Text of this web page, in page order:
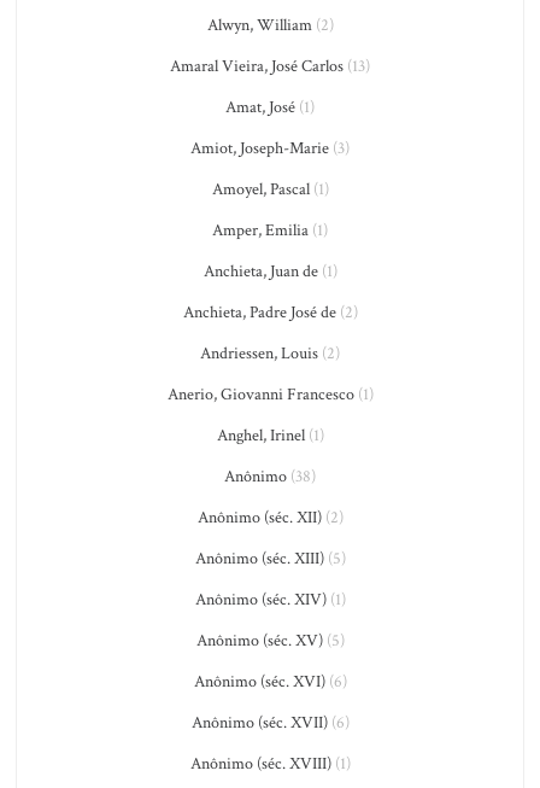
Alwyn, William(2)
Amaral Vieira, José Carlos (13)
Amat, José (1)
Amiot, Joseph-Marie (3)
Amoyel, Pascal(1)
Amper, Emilia (1)
Anchieta, Juan de(1)
Anchieta, Padre José de(2)
Andriessen, Louis (2)
Anerio, Giovanni Francesco(1)
Anghel, Irinel(1)
Anônimo (38)
Anônimo (séc. XII)(2)
Anônimo (séc. XIII)(5)
Anônimo (séc. XIV)(1)
Anônimo (séc. XV)(5)
Anônimo (séc. XVI)(6)
Anônimo (séc. XVII)(6)
Anônimo (séc. XVIII)(1)